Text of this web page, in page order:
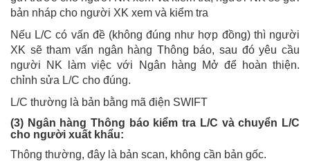
bản nháp cho người XK xem và kiểm tra
Nếu L/C có vấn đề (không đúng như hợp đồng) thì người
XK sẽ tham vấn ngân hàng Thông báo, sau đó yêu cầu
người NK làm việc với Ngân hàng Mở để hoàn thiện.
chỉnh sửa L/C cho đúng.
L/C thường là bản bằng mã điện SWIFT
(3) Ngân hàng Thông báo kiểm tra L/C và chuyển L/C
cho người xuất khẩu:
Thông thường, đây là bản scan, không cần bản gốc.